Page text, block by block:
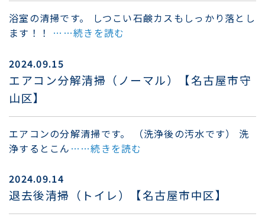
浴室の清掃です。 しつこい石鹸カスもしっかり落とし
ます！！ ……続きを読む
2024.09.15
エアコン分解清掃（ノーマル）【名古屋市守
山区】
エアコンの分解清掃です。 （洗浄後の汚水です） 洗
浄するとこん ……続きを読む
2024.09.14
退去後清掃（トイレ）【名古屋市中区】